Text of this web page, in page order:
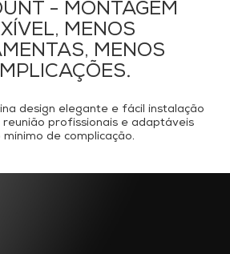
- MONTAGEM
MENOS
MENOS
design elegante e fácil instalação
profissionais e adaptáveis
mínimo de complicação.